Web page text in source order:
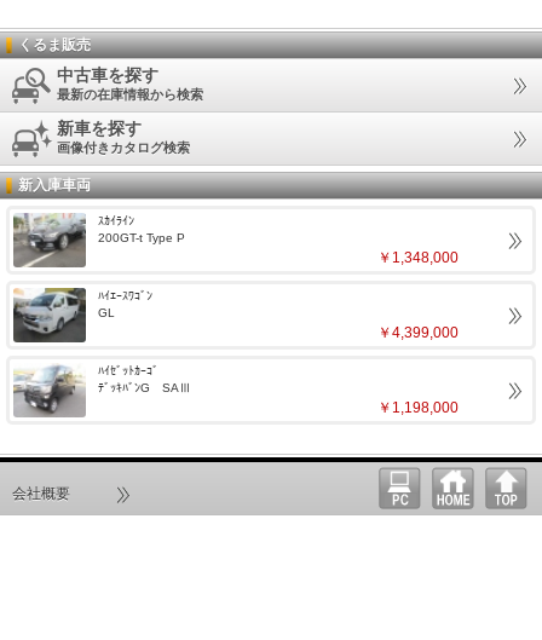
くるま販売
中古車を探す
最新の在庫情報から検索
新車を探す
画像付きカタログ検索
新入庫車両
ｽｶｲﾗｲﾝ
200GT-t Type P
￥1,348,000
ﾊｲｴｰｽﾜｺﾞﾝ
GL
￥4,399,000
ﾊｲｾﾞｯﾄｶｰｺﾞ
ﾃﾞｯｷﾊﾞﾝG SAⅢ
￥1,198,000
会社概要